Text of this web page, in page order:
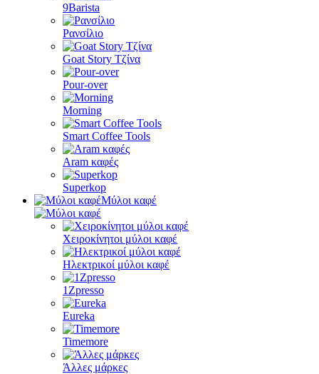
9Barista
Ρανσίλιο
Goat Story Τζίνα
Pour-over
Morning
Smart Coffee Tools
Aram καφές
Superkop
Μύλοι καφέ
Χειροκίνητοι μύλοι καφέ
Ηλεκτρικοί μύλοι καφέ
1Zpresso
Eureka
Timemore
Άλλες μάρκες